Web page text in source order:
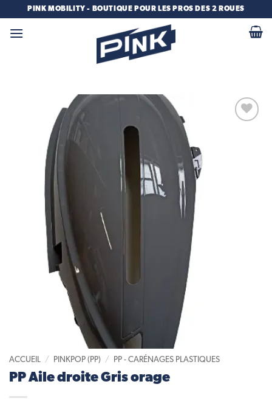
contenu
PINK MOBILITY - BOUTIQUE POUR LES PROS DES 2 ROUES
ACCUEIL / PINKPOP (PP) / PP - CARÉNAGES PLASTIQUES
PP Aile droite Gris orage